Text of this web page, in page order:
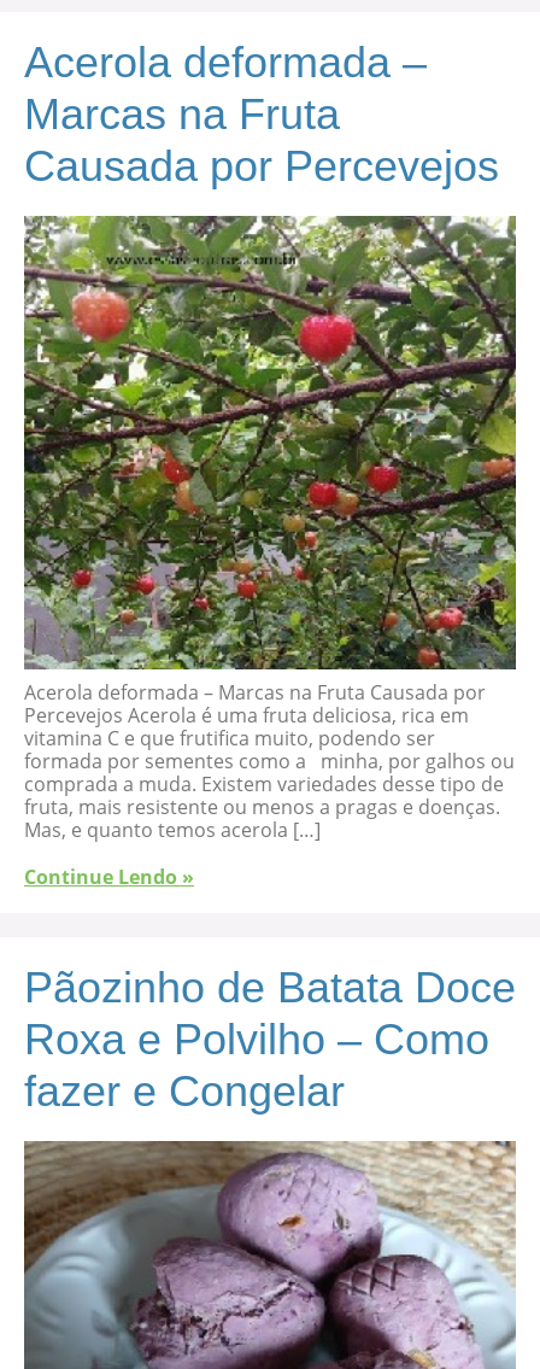
Acerola deformada –
Marcas na Fruta
Causada por Percevejos
Acerola deformada – Marcas na Fruta Causada por
Percevejos Acerola é uma fruta deliciosa, rica em
vitamina C e que frutifica muito, podendo ser
formada por sementes como a minha, por galhos ou
comprada a muda. Existem variedades desse tipo de
fruta, mais resistente ou menos a pragas e doenças.
Mas, e quanto temos acerola […]
Continue Lendo »
Pãozinho de Batata Doce
Roxa e Polvilho – Como
fazer e Congelar